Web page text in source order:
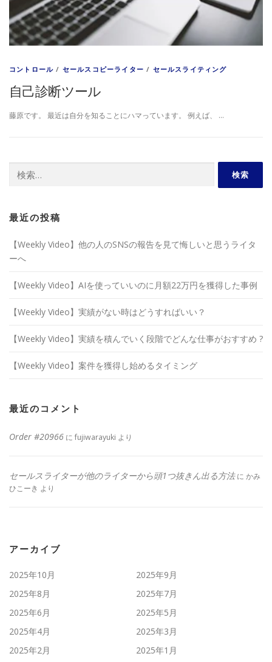
コントロール / セールスコピーライター / セールスライティング
自己診断ツール
藤原です。 最近は自分を知ることにハマっています。 例えば、 …
索:
最近の投稿
【Weekly Video】他の人のSNSの報告を見て悔しいと思うライタ
ーへ
【Weekly Video】AIを使っていいのに月額22万円を獲得した事例
【Weekly Video】実績がない時はどうすればいい？
【Weekly Video】実績を積んでいく段階でどんな仕事がおすすめ ?
【Weekly Video】案件を獲得し始めるタイミング
最近のコメント
Order #20966 に fujiwarayuki より
セールスライターが他のライターから頭1つ抜きん出る方法に かみ
ひこーき より
アーカイブ
2025年10月
2025年9月
2025年8月
2025年7月
2025年6月
2025年5月
2025年4月
2025年3月
2025年2月
2025年1月